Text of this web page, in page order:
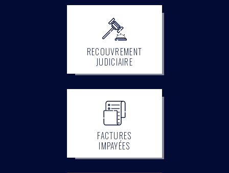
RECOUVREMENT
JUDICIAIRE
FACTURES
IMPAYÉES